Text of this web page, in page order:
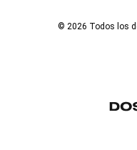
© 2026 Todos los